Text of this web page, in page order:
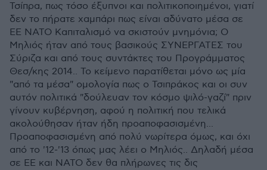
Τσίπρα, πως τόσο έξυπνοι και πολιτικοποιημένοι, γιατί
δεν το πήρατε χαμπάρι πως είναι αδύνατο μέσα σε
ΕΕ ΝΑΤΟ Καπιταλισμό να σκιστούν μνημόνια; Ο
Μηλιός ήταν από τους βασικούς ΣΥΝΕΡΓΑΤΕΣ του
Σύριζα και από τους συντάκτες του Προγράμματος
Θεσ/κης 2014.. Το κείμενο παρατίθεται μόνο ως μία
"από τα μέσα" ομολογία πως ο Τσιπράκος και οι συν
αυτόν πολιτικά "δούλευαν τον κόσμο ψιλό-γαζί" πριν
γίνουν κυβέρνηση, αφού η πολιτική που τελικά
ακολούθησαν ήταν ήδη προαποφασισμένη...
Προαποφασισμένη από πολύ νωρίτερα όμως, και όχι
από το '12-'13 όπως μας λέει ο Μηλιός.. Δηλαδή μέσα
σε ΕΕ και ΝΑΤΟ δεν θα πλήρωνες τις δις